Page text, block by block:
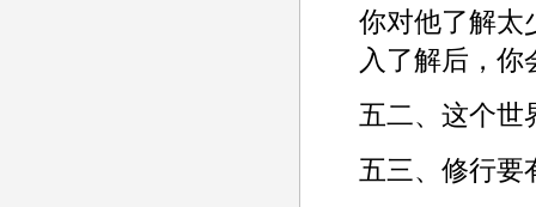
你对他了解太
入了解后，
五二、这个世
五三、修行要